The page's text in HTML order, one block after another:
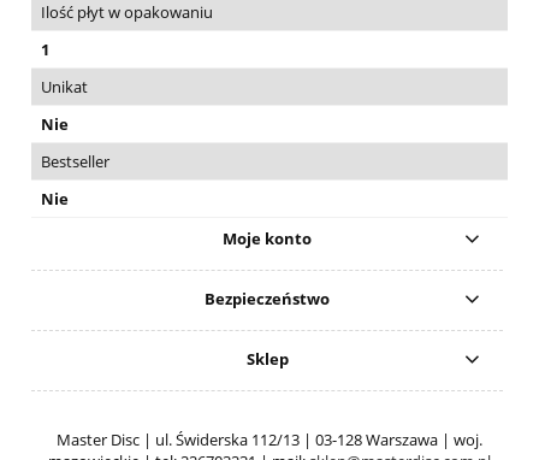
Ilość płyt w opakowaniu
1
Unikat
Nie
Bestseller
Nie
Moje konto
Bezpieczeństwo
Sklep
Master Disc | ul. Świderska 112/13 | 03-128 Warszawa | woj.